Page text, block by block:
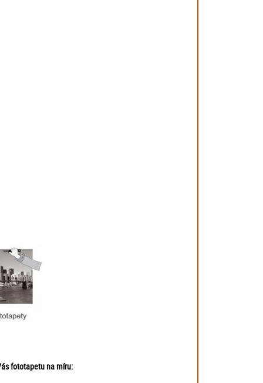
fototapetu na míru: